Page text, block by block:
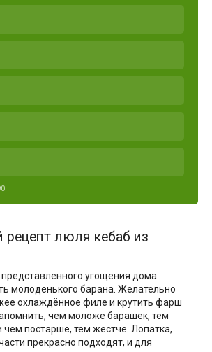
рецепт люля кебаб из
угощения дома
молоденького барана. Желательно
охлаждённое филе и крутить фарш
чем моложе барашек, тем
чем постарше, тем жестче. Лопатка,
прекрасно подходят, и для